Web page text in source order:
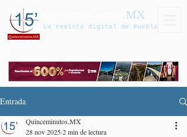
.MX
La revista digital de Puebla
Entrada
Quinceminutos.MX
28 nov 20252 min de lectura